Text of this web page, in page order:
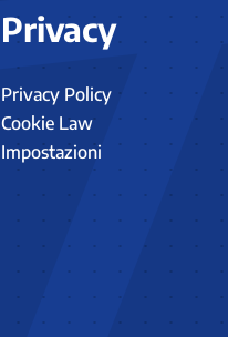
Privacy
Privacy Policy
Cookie Law
Impostazioni